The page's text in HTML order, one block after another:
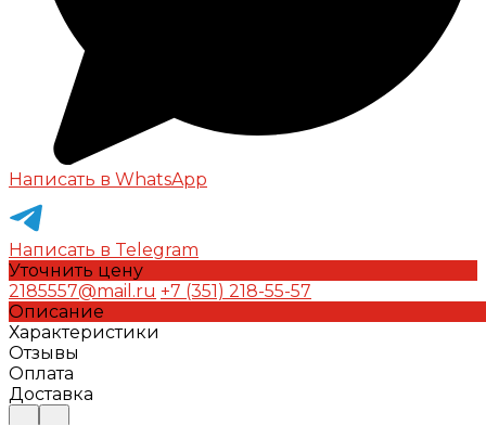
Написать в WhatsApp
Написать в Telegram
Уточнить цену
2185557@mail.ru +7 (351) 218-55-57
Описание
Характеристики
Отзывы
Оплата
Доставка